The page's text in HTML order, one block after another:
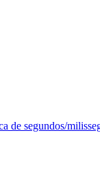
de segundos/